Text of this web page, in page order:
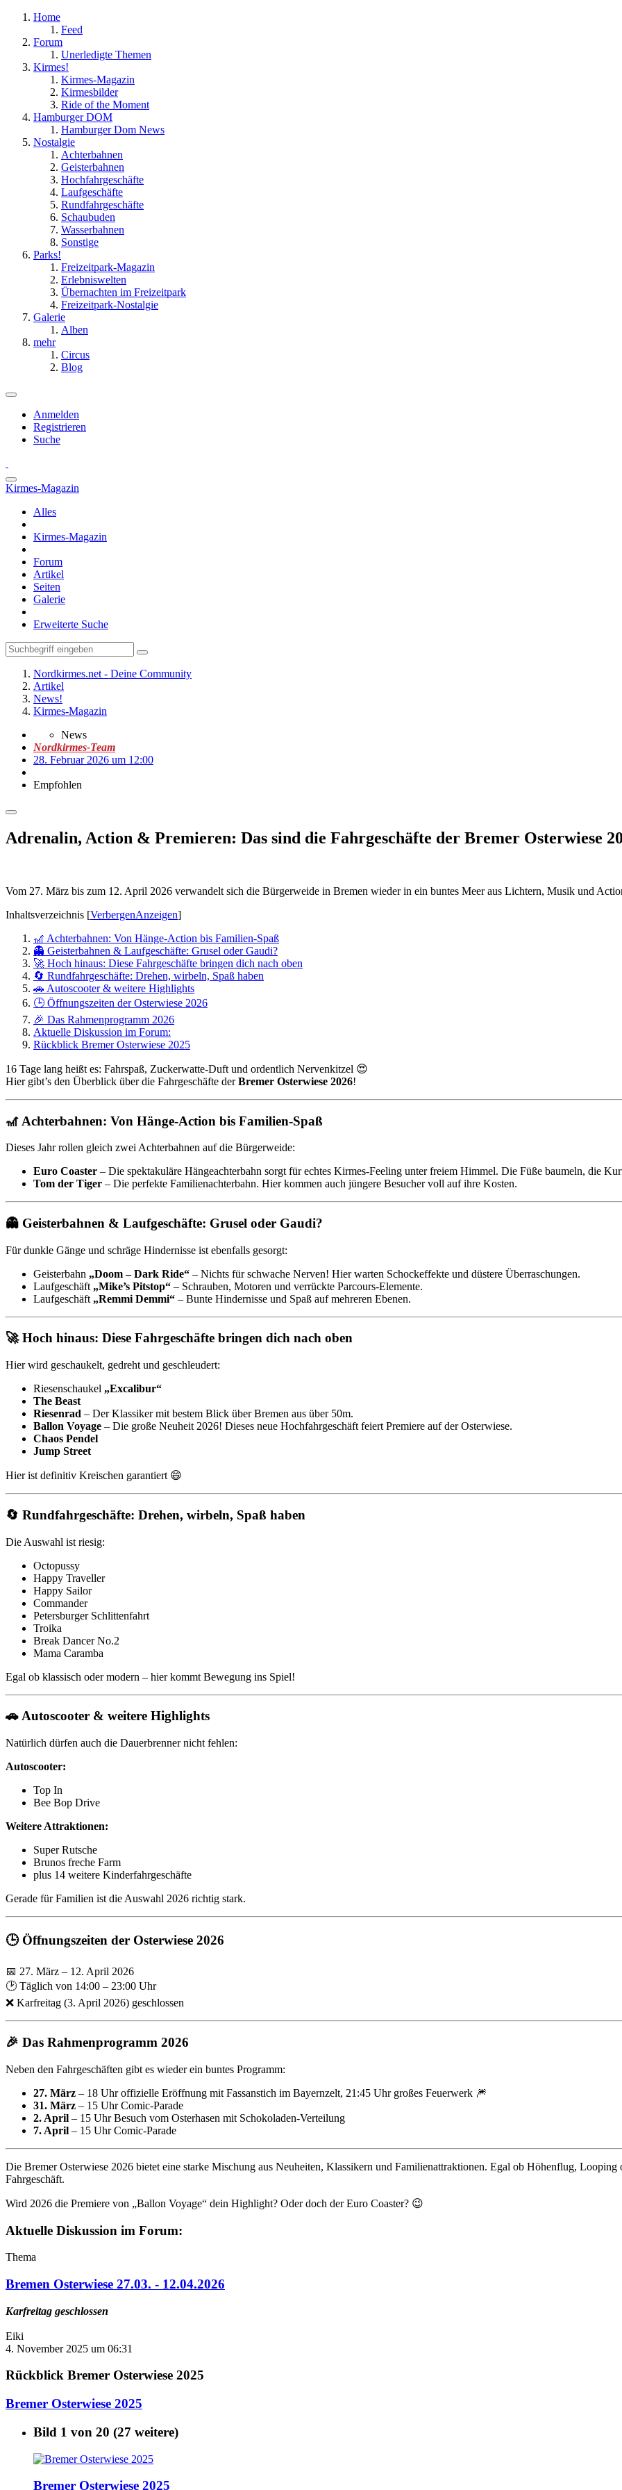
Home
Feed
Forum
Unerledigte Themen
Kirmes!
Kirmes-Magazin
Kirmesbilder
Ride of the Moment
Hamburger DOM
Hamburger Dom News
Nostalgie
Achterbahnen
Geisterbahnen
Hochfahrgeschäfte
Laufgeschäfte
Rundfahrgeschäfte
Schaubuden
Wasserbahnen
Sonstige
Parks!
Freizeitpark-Magazin
Erlebniswelten
Übernachten im Freizeitpark
Freizeitpark-Nostalgie
Galerie
Alben
mehr
Circus
Blog
Anmelden
Registrieren
Suche
Kirmes-Magazin
Alles
Kirmes-Magazin
Forum
Artikel
Seiten
Galerie
Erweiterte Suche
Nordkirmes.net - Deine Community
Artikel
News!
Kirmes-Magazin
News
Nordkirmes-Team
28. Februar 2026 um 12:00
Empfohlen
Adrenalin, Action & Premieren: Das sind die Fahrgeschäfte der Bremer Osterwiese
Vom 27. März bis zum 12. April 2026 verwandelt sich die Bürgerweide in Bremen wieder in ein buntes Meer aus Lichtern, Musik und
Inhaltsverzeichnis [VerbergenAnzeigen]
🎢 Achterbahnen: Von Hänge-Action bis Familien-Spaß
👻 Geisterbahnen & Laufgeschäfte: Grusel oder Gaudi?
🚀 Hoch hinaus: Diese Fahrgeschäfte bringen dich nach oben
🔄 Rundfahrgeschäfte: Drehen, wirbeln, Spaß haben
🚗 Autoscooter & weitere Highlights
🕒 Öffnungszeiten der Osterwiese 2026
🎉 Das Rahmenprogramm 2026
Aktuelle Diskussion im Forum:
Rückblick Bremer Osterwiese 2025
16 Tage lang heißt es: Fahrspaß, Zuckerwatte-Duft und ordentlich Nervenkitzel 😍
Hier gibt’s den Überblick über die Fahrgeschäfte derBremer Osterwiese 2026!
🎢 Achterbahnen: Von Hänge-Action bis Familien-Spaß
Dieses Jahr rollen gleich zwei Achterbahnen auf die Bürgerweide:
Euro Coaster – Die spektakuläre Hängeachterbahn sorgt für echtes Kirmes-Feeling unter freiem Himmel. Die Füße baumeln, die
Tom der Tiger – Die perfekte Familienachterbahn. Hier kommen auch jüngere Besucher voll auf ihre Kosten.
👻 Geisterbahnen & Laufgeschäfte: Grusel oder Gaudi?
Für dunkle Gänge und schräge Hindernisse ist ebenfalls gesorgt:
Geisterbahn „Doom – Dark Ride“ – Nichts für schwache Nerven! Hier warten Schockeffekte und düstere Überraschungen.
Laufgeschäft „Mike’s Pitstop“ – Schrauben, Motoren und verrückte Parcours-Elemente.
Laufgeschäft „Remmi Demmi“ – Bunte Hindernisse und Spaß auf mehreren Ebenen.
🚀 Hoch hinaus: Diese Fahrgeschäfte bringen dich nach oben
Hier wird geschaukelt, gedreht und geschleudert:
Riesenschaukel „Excalibur“
The Beast
Riesenrad – Der Klassiker mit bestem Blick über Bremen aus über 50m.
Ballon Voyage – Die große Neuheit 2026! Dieses neue Hochfahrgeschäft feiert Premiere auf der Osterwiese.
Chaos Pendel
Jump Street
Hier ist definitiv Kreischen garantiert 😄
🔄 Rundfahrgeschäfte: Drehen, wirbeln, Spaß haben
Die Auswahl ist riesig:
Octopussy
Happy Traveller
Happy Sailor
Commander
Petersburger Schlittenfahrt
Troika
Break Dancer No.2
Mama Caramba
Egal ob klassisch oder modern – hier kommt Bewegung ins Spiel!
🚗 Autoscooter & weitere Highlights
Natürlich dürfen auch die Dauerbrenner nicht fehlen:
Autoscooter:
Top In
Bee Bop Drive
Weitere Attraktionen:
Super Rutsche
Brunos freche Farm
plus 14 weitere Kinderfahrgeschäfte
Gerade für Familien ist die Auswahl 2026 richtig stark.
🕒 Öffnungszeiten der Osterwiese 2026
📅 27. März – 12. April 2026
🕑 Täglich von 14:00 – 23:00 Uhr
❌ Karfreitag (3. April 2026) geschlossen
🎉 Das Rahmenprogramm 2026
Neben den Fahrgeschäften gibt es wieder ein buntes Programm:
27. März – 18 Uhr offizielle Eröffnung mit Fassanstich im Bayernzelt, 21:45 Uhr großes Feuerwerk 🎆
31. März – 15 Uhr Comic-Parade
2. April – 15 Uhr Besuch vom Osterhasen mit Schokoladen-Verteilung
7. April – 15 Uhr Comic-Parade
Die Bremer Osterwiese 2026 bietet eine starke Mischung aus Neuheiten, Klassikern und Familienattraktionen. Egal ob Höhenflug, Looping
Fahrgeschäft.
Wird 2026 die Premiere von „Ballon Voyage“ dein Highlight? Oder doch der Euro Coaster? 😉
Aktuelle Diskussion im Forum:
Thema
Bremen Osterwiese 27.03. - 12.04.2026
Karfreitag geschlossen
Eiki
4. November 2025 um 06:31
Rückblick Bremer Osterwiese 2025
Bremer Osterwiese 2025
Bild 1 von 20 (27 weitere)
Bremer Osterwiese 2025